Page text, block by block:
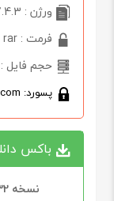
ورژن : 17.4.3
فرمت : rar
حجم فایل : 359
پسورد: softabzar.com
باکس
نسخه 32 بیتی